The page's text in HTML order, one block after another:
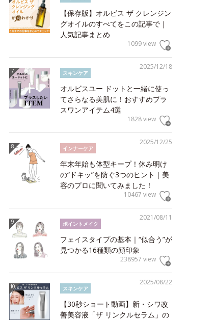
【保存版】オルビス ザ クレンジン
グオイルのすべてをこの記事で｜
人気記事まとめ
1099 view
2025/12/18
スキンケア
オルビスユー ドットと一緒に使っ
てさらなる美肌に！おすすめプラ
スワンアイテム4選
1828 view
2025/12/25
インナーケア
年末年始も体型キープ！休み明け
の“ドキッ”を防ぐ3つのヒント｜美
容のプロに聞いてみました！
10467 view
2021/08/11
ポイントメイク
フェイスタイプの基本｜“似合う”が
見つかる16種類の顔印象
238957 view
2025/08/22
スキンケア
【30秒ショート動画】新・シワ改
善美容液「ザ リンクルセラム」の